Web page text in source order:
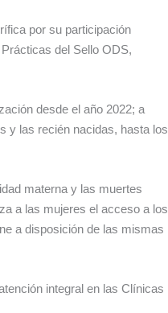
por su participación
del Sello ODS,
desde el año 2022; a
y las recién nacidas, hasta los
materna y las muertes
a las mujeres el acceso a los
a disposición de las mismas
integral en las Clínicas